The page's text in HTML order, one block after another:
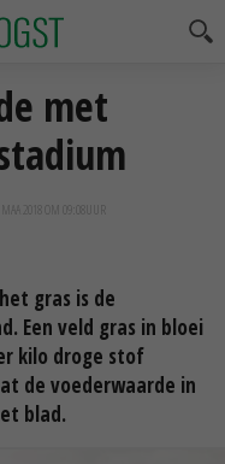
met
MAA 2018 OM 09:08
gras is de
Een veld gras in bloei
kilo droge stof
de voederwaarde in
blad.